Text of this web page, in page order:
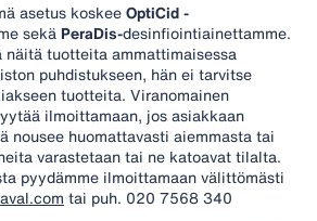
asetus koskeeOptiCid -
sekä PeraDis-desinfiointiainettamme.
näitä tuotteita ammattimaisessa
puhdistukseen, hän ei tarvitse
tuotteita. Viranomainen
ilmoittamaan, jos asiakkaan
nousee huomattavasti aiemmasta tai
varastetaan tai ne katoavat tilalta.
pyydämme ilmoittamaan välittömästi
tai puh. 020 7568 340